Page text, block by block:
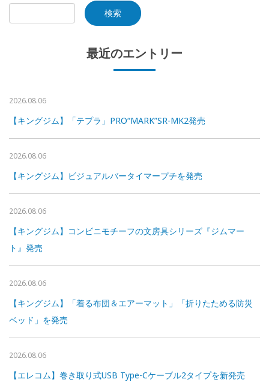
最近のエントリー
2026.08.06
【キングジム】「テプラ」PRO“MARK”SR-MK2発売
2026.08.06
【キングジム】ビジュアルバータイマープチを発売
2026.08.06
【キングジム】コンビニモチーフの文房具シリーズ『ジムマー
ト』発売
2026.08.06
【キングジム】「着る布団＆エアーマット」「折りたためる防災
ベッド」を発売
2026.08.06
【エレコム】巻き取り式USB Type-Cケーブル2タイプを新発売